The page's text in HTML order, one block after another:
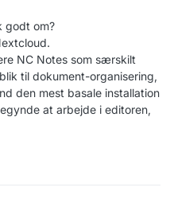
godt om?
NC Notes som særskilt
til dokument-organisering,
den mest basale installation
at arbejde i editoren,